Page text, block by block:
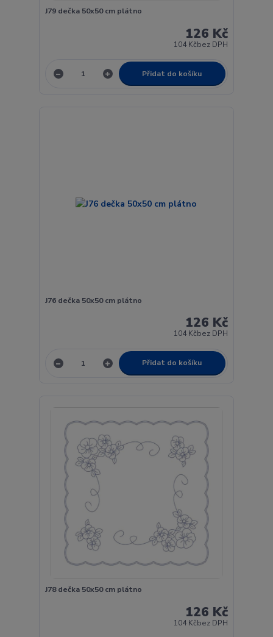
J79 dečka 50x50 cm plátno
126 Kč
104 Kčbez DPH
Přidat do košíku
J76 dečka 50x50 cm plátno
126 Kč
104 Kčbez DPH
Přidat do košíku
J78 dečka 50x50 cm plátno
126 Kč
104 Kčbez DPH